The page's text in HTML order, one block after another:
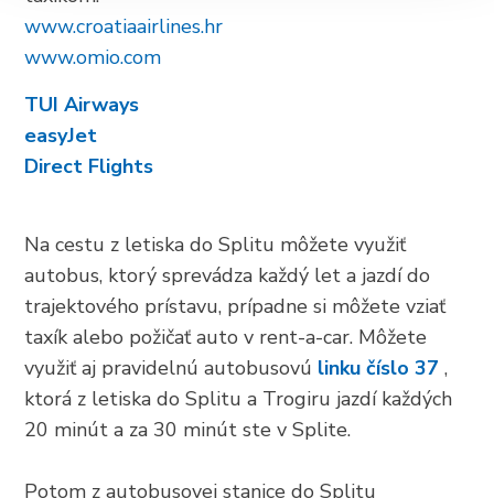
www.croatiaairlines.hr
www.omio.com
TUI Airways
easyJet
Direct Flights
Na cestu z letiska do Splitu môžete využiť
autobus, ktorý sprevádza každý let a jazdí do
trajektového prístavu, prípadne si môžete vziať
taxík alebo požičať auto v rent-a-car. Môžete
využiť aj pravidelnú autobusovú linku číslo 37 ,
ktorá z letiska do Splitu a Trogiru jazdí každých
20 minút a za 30 minút ste v Splite.
Potom z autobusovej stanice do Splitu